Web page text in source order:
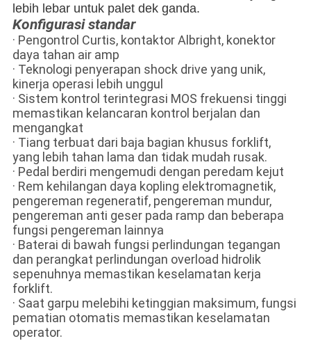
lebih lebar untuk palet dek ganda.
Konfigurasi standar
· Pengontrol Curtis, kontaktor Albright, konektor
daya tahan air amp
· Teknologi penyerapan shock drive yang unik,
kinerja operasi lebih unggul
· Sistem kontrol terintegrasi MOS frekuensi tinggi
memastikan kelancaran kontrol berjalan dan
mengangkat
· Tiang terbuat dari baja bagian khusus forklift,
yang lebih tahan lama dan tidak mudah rusak.
· Pedal berdiri mengemudi dengan peredam kejut
· Rem kehilangan daya kopling elektromagnetik,
pengereman regeneratif, pengereman mundur,
pengereman anti geser pada ramp dan beberapa
fungsi pengereman lainnya
· Baterai di bawah fungsi perlindungan tegangan
dan perangkat perlindungan overload hidrolik
sepenuhnya memastikan keselamatan kerja
forklift.
· Saat garpu melebihi ketinggian maksimum, fungsi
pematian otomatis memastikan keselamatan
operator.